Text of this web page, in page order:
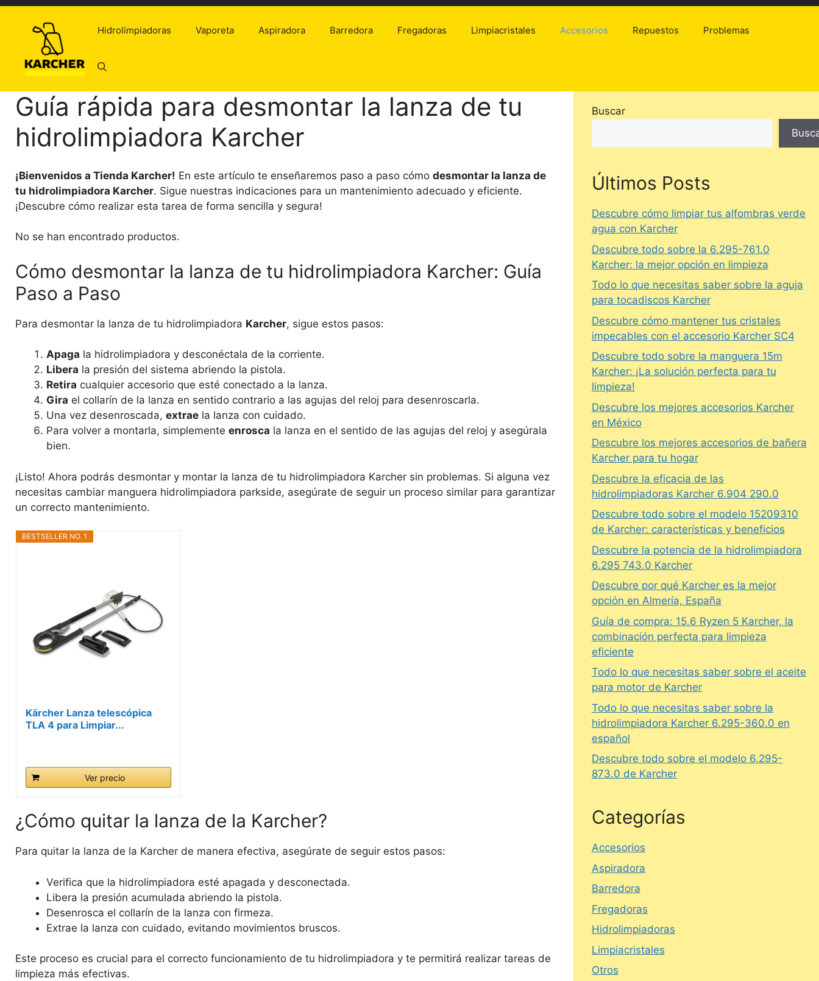
Saltar
contenido
Hidrolimpiadoras Vaporeta Aspiradora Barredora Fregadoras Limpiacristales Accesorios Repuestos Problemas
Guía rápida para desmontar la lanza de tu
hidrolimpiadora Karcher
¡Bienvenidos a Tienda Karcher! En este artículo te enseñaremos paso a paso cómo desmontar la lanza de
tu hidrolimpiadora Karcher. Sigue nuestras indicaciones para un mantenimiento adecuado y eficiente.
¡Descubre cómo realizar esta tarea de forma sencilla y segura!
No se han encontrado productos.
Cómo desmontar la lanza de tu hidrolimpiadora Karcher: Guía
Paso a Paso
Para desmontar la lanza de tu hidrolimpiadora Karcher, sigue estos pasos:
Apaga la hidrolimpiadora y desconéctala de la corriente.
Libera la presión del sistema abriendo la pistola.
Retira cualquier accesorio que esté conectado a la lanza.
Gira el collarín de la lanza en sentido contrario a las agujas del reloj para desenroscarla.
Una vez desenroscada, extrae la lanza con cuidado.
Para volver a montarla, simplemente enrosca la lanza en el sentido de las agujas del reloj y asegúrala
bien.
¡Listo! Ahora podrás desmontar y montar la lanza de tu hidrolimpiadora Karcher sin problemas. Si alguna vez
necesitas cambiar manguera hidrolimpiadora parkside, asegúrate de seguir un proceso similar para garantizar
un correcto mantenimiento.
BESTSELLER NO. 1
Kärcher Lanza telescópica
TLA 4 para Limpiar...
Ver precio
¿Cómo quitar la lanza de la Karcher?
Para quitar la lanza de la Karcher de manera efectiva, asegúrate de seguir estos pasos:
Verifica que la hidrolimpiadora esté apagada y desconectada.
Libera la presión acumulada abriendo la pistola.
Desenrosca el collarín de la lanza con firmeza.
Extrae la lanza con cuidado, evitando movimientos bruscos.
Este proceso es crucial para el correcto funcionamiento de tu hidrolimpiadora y te permitirá realizar tareas de
limpieza más efectivas.
Buscar
Últimos Posts
Descubre cómo limpiar tus alfombras verde
agua con Karcher
Descubre todo sobre la 6.295-761.0
Karcher: la mejor opción en limpieza
Todo lo que necesitas saber sobre la aguja
para tocadiscos Karcher
Descubre cómo mantener tus cristales
impecables con el accesorio Karcher SC4
Descubre todo sobre la manguera 15m
Karcher: ¡La solución perfecta para tu
limpieza!
Descubre los mejores accesorios Karcher
en México
Descubre los mejores accesorios de bañera
Karcher para tu hogar
Descubre la eficacia de las
hidrolimpiadoras Karcher 6.904 290.0
Descubre todo sobre el modelo 15209310
de Karcher: características y beneficios
Descubre la potencia de la hidrolimpiadora
6.295 743.0 Karcher
Descubre por qué Karcher es la mejor
opción en Almería, España
Guía de compra: 15.6 Ryzen 5 Karcher, la
combinación perfecta para limpieza
eficiente
Todo lo que necesitas saber sobre el aceite
para motor de Karcher
Todo lo que necesitas saber sobre la
hidrolimpiadora Karcher 6.295-360.0 en
español
Descubre todo sobre el modelo 6.295-
873.0 de Karcher
Categorías
Accesorios
Aspiradora
Barredora
Fregadoras
Hidrolimpiadoras
Limpiacristales
Otros